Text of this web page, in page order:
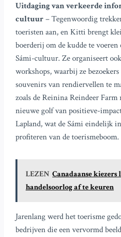
Uitdaging van verkeerde
cultuur– Tegenwoordig
toeristen aan, en Kitti brengt
boerderij om de kudde te
Sámi-cultuur. Ze organiseert
workshops, waarbij ze
souvenirs van rendiervellen te
zoals de Reinina Reindeer
nieuwe golf van positieve-
Lapland, wat de Sámi eindelijk
profiteren van de toerismeboom.
LEZEN Canadaanse
handelsoorlog af te keuren
Jarenlang werd het toerisme
bedrijven die een vervormd